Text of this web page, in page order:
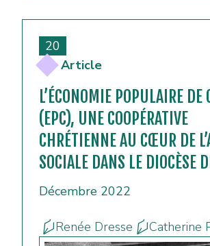
Article
L’ÉCONOMIE POPULAIRE DE
(EPC), UNE COOPÉRATIVE
CHRÉTIENNE AU CŒUR DE
SOCIALE DANS LE DIOCÈSE
Décembre 2022
Renée Dresse Catherine
20